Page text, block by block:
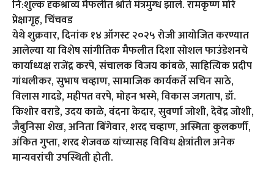
नि:शुल्क दृकश्राव्य मैफलीत श्रोते मंत्रमुग्ध झाले. रामकृष्ण मोरे
प्रेक्षागृह, चिंचवड
येथे शुक्रवार, दिनांक १४ ऑगस्ट २०२५ रोजी आयोजित करण्यात
आलेल्या या विशेष सांगीतिक मैफलीत दिशा सोशल फाउंडेशनचे
कार्याध्यक्ष राजेंद्र करपे, संचालक विजय कांबळे, साहित्यिक प्रदीप
गांधलीकर, सुभाष चव्हाण, सामाजिक कार्यकर्ते सचिन साठे,
विलास गादडे, महीपत वरपे, मोहन भस्मे, विकास जगताप, डॉ.
किशोर वराडे, उदय काळे, वंदना केदार, सुवर्णा जोशी, देवेंद्र जोशी,
जैबुनिसा शेख, अनिता बिंगेवार, शरद चव्हाण, अस्मिता कुलकर्णी,
अंकित गुप्ता, शरद शेजवळ यांच्यासह विविध क्षेत्रांतील अनेक
मान्यवरांची उपस्थिती होती.